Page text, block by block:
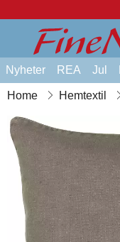
Nyheter REA Jul
Home Hemtextil